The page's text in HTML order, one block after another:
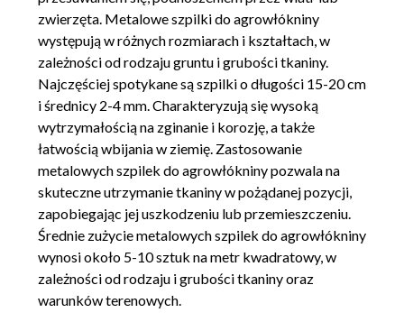
zwierzęta. Metalowe szpilki do agrowłókniny
występują w różnych rozmiarach i kształtach, w
zależności od rodzaju gruntu i grubości tkaniny.
Najczęściej spotykane są szpilki o długości 15-20 cm
i średnicy 2-4 mm. Charakteryzują się wysoką
wytrzymałością na zginanie i korozję, a także
łatwością wbijania w ziemię. Zastosowanie
metalowych szpilek do agrowłókniny pozwala na
skuteczne utrzymanie tkaniny w pożądanej pozycji,
zapobiegając jej uszkodzeniu lub przemieszczeniu.
Średnie zużycie metalowych szpilek do agrowłókniny
wynosi około 5-10 sztuk na metr kwadratowy, w
zależności od rodzaju i grubości tkaniny oraz
warunków terenowych.